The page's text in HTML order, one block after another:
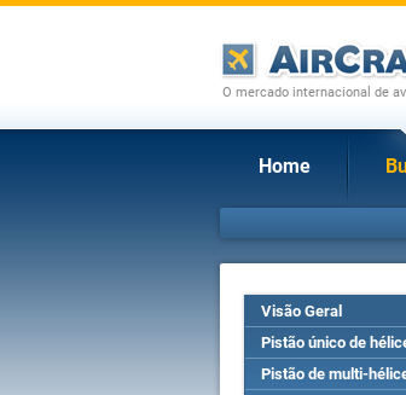
O mercado internacional de
Home
Visão Geral
Pistão único de
Pistão de multi-